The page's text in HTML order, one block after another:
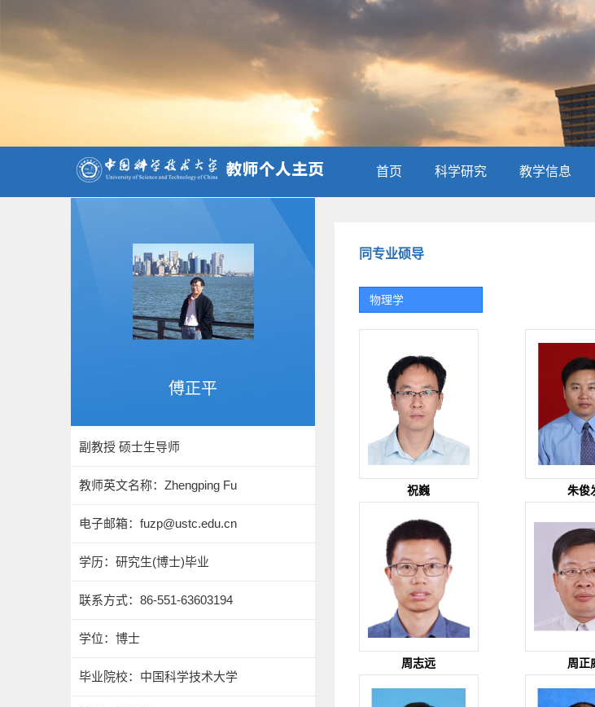
首页 科学研究 教学信息
傅正平
副教授 硕士生导师
教师英文名称：Zhengping Fu
电子邮箱： fuzp@ustc.edu.cn
学历：研究生(博士)毕业
联系方式：86-551-63603194
学位：博士
毕业院校：中国科学技术大学
同专业硕导
物理学
祝巍 朱俊
周志远 周正